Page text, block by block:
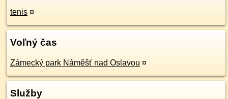
tenis ¤
Voľný čas
Zámecký park Náměšť nad Oslavou ¤
Služby